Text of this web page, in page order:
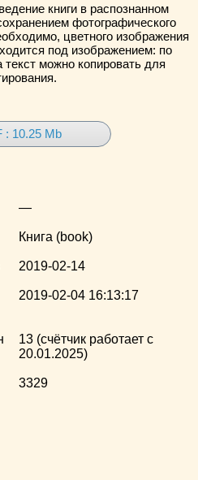
книги в распознанном
фотографического
цветного изображения
под изображением: по
можно копировать для
: 10.25 Mb
—
Книга (book)
2019-02-14
2019-02-04 16:13:17
13 (счётчик работает с
20.01.2025)
3329